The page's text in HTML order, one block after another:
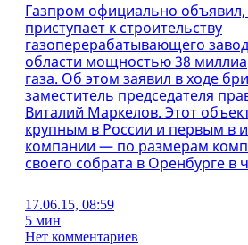
Газпром официально объявил,
приступает к строительству
газоперерабатывающего
области мощностью 38
газа. Об этом заявил в ходе
заместитель председателя
Виталий Маркелов. Этот
крупным в России и первым в
компании — по размерам
своего собрата в Оренбурге в
17.06.15, 08:59
5 мин
Нет комментариев